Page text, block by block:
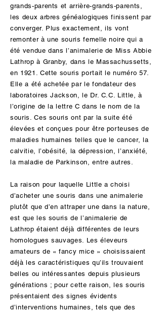
est la fonction d’un gène particulier. Alors
que la grande majorité des modifications
d’un seul gène ne se manifeste pas par un
organisme visiblement altéré, les gènes qui
influencent la formation de structures lors
des premiers stades du développement du
corps peuvent avoir des effets
considérables sur l’apparence d’un
organisme. Par exemple, dans le laboratoire
du Dr. Moisés Mallo au Portugal, les gènes
de développement responsables de la
formation des structures, appelés gènes
Hox, ont été modifiés chez des embryons
de souris avec des résultats très divers.
d’intervertir des gènes entre des espèces
différentes, ainsi que d’introduire des gènes
entièrement synthétiques dans le génome
d’un organisme. Dans le laboratoire du Dr.
Randy Lewis, un chercheur en génétique de
l’Université d’Etat de l’Utah, des chèvres
laitières ont été transformées en « bio-
usines » vivantes en vue d’une production
à grande échelle de soie d’araignée. Ces
chèvres, appelées « BioSteel goat », ont
reçu les gènes qui permettent aux
araignées de type araneidae de produire
grands-parents et arrière-grands-parents,
les deux arbres généalogiques finissent par
converger. Plus exactement, ils vont
remonter à une souris femelle noire qui a
été vendue dans l’animalerie de Miss Abbie
Lathrop à Granby, dans le Massachussetts,
en 1921. Cette souris portait le numéro 57.
Elle a été achetée par le fondateur des
laboratoires Jackson, le Dr. C.C. Little, à
l’origine de la lettre C dans le nom de la
souris. Ces souris ont par la suite été
élevées et conçues pour être porteuses de
maladies humaines telles que le cancer, la
calvitie, l’obésité, la dépression, l’anxiété,
la maladie de Parkinson, entre autres.
La raison pour laquelle Little a choisi
d’acheter une souris dans une animalerie
plutôt que d’en attraper une dans la nature,
est que les souris de l’animalerie de
Lathrop étaient déjà différentes de leurs
homologues sauvages. Les éleveurs
amateurs de « fancy mice » choisissaient
déjà les caractéristiques qu’ils trouvaient
belles ou intéressantes depuis plusieurs
générations ; pour cette raison, les souris
présentaient des signes évidents
d’interventions humaines, tels que des